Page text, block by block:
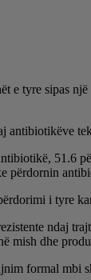
e tyre sipas
51.6
përdornin
i tyre
ndaj
mish dhe
formal mbi